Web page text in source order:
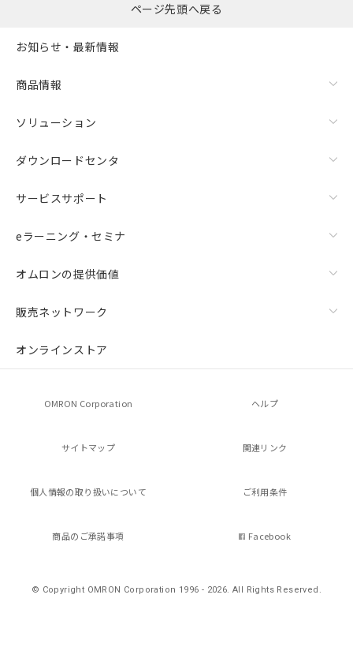
ページ先頭へ戻る
お知らせ・最新情報
商品情報
ソリューション
ダウンロードセンタ
サービスサポート
eラーニング・セミナ
オムロンの提供価値
販売ネットワーク
オンラインストア
OMRON Corporation ヘルプ
サイトマップ 関連リンク
個人情報の取り扱いについて ご利用条件
商品のご承諾事項 Facebook
© Copyright OMRON Corporation 1996 - 2026.All Rights Reserved.
一定数には満たないが在庫あり
－
在庫なし(最新の在庫状況につ
白
情報を公開していない機種
ムロン制御機器販売店・当社販売員に
オムロン制御機器販売店や当社販売拠
示しないようお願いします。
ビス）をご利用いただくには、I-Web
あります。
お客様が当ウェブサイト上で当社にご
および当社の共同利用者が、当社の製
引・商談に必要な範囲で利用すること
※当社の共同利用者とは、
指します。